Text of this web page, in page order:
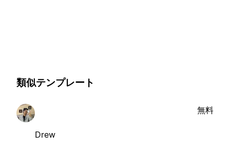
類似テンプレート
Drew
無料